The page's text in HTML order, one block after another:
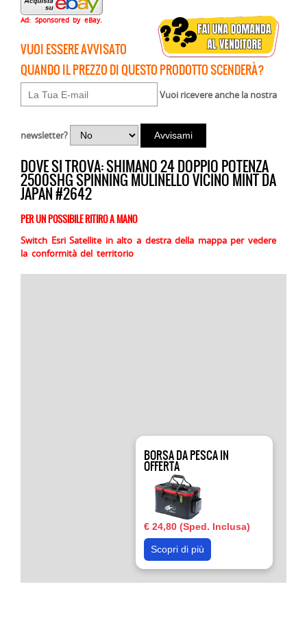
Ad: Sponsored by eBay.
VUOI ESSERE AVVISATO
QUANDO IL PREZZO DI QUESTO PRODOTTO SCENDERÀ?
Vuoi ricevere anche la nostra
newsletter?
DOVE SI TROVA: SHIMANO 24 DOPPIO POTENZA
2500SHG SPINNING MULINELLO VICINO MINT DA
JAPAN #2642
PER UN POSSIBILE RITIRO A MANO
Switch Esri Satellite in alto a destra della mappa per vedere
la conformità del territorio
BORSA DA PESCA IN
OFFERTA
€ 24,80 (Sped. Inclusa)
Scopri di più